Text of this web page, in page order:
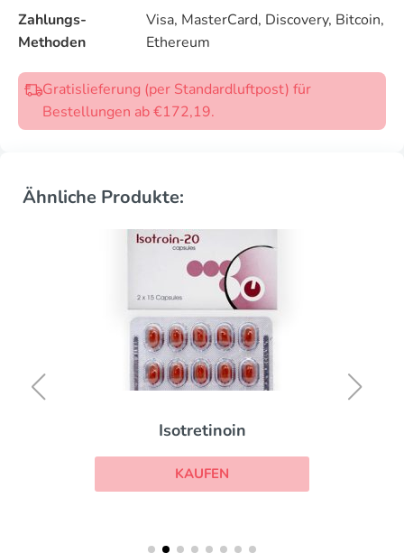
Zahlungs-
Methoden
Visa, MasterCard, Discovery, Bitcoin,
Ethereum
Gratislieferung (per Standardluftpost) für
Bestellungen ab €172,19.
Ähnliche Produkte:
Isotretinoin
KAUFEN